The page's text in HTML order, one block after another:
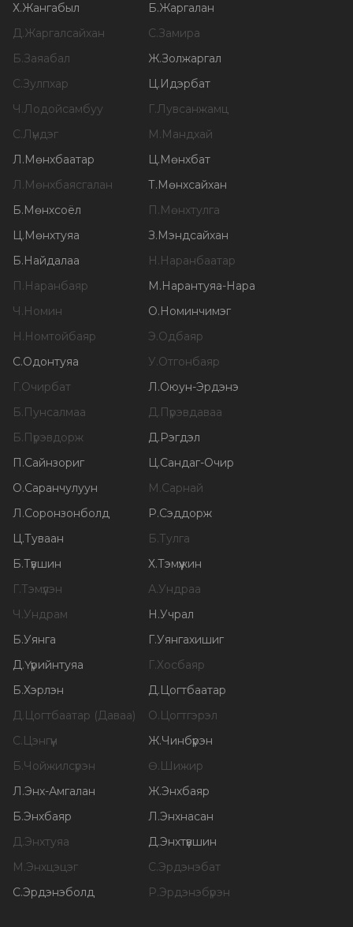
Х.Жангабыл Б.Жаргалан
Д.Жаргалсайхан С.Замира
Б.Заяабал Ж.Золжаргал
С.Зулпхар Ц. Идэрбат
Ч .Лодойсамбуу Г.Лувсанжамц
С.Лүндэг М . Мандхай
Л . Мөнхбаатар Ц. Мөнхбат
Л . Мөнхбаясгалан Т. Мөнхсайхан
Б. Мөнхсоёл П . Мөнхтулга
Ц. Мөнхтуяа З. Мэндсайхан
Б. Найдалаа Н . Наранбаатар
П . Наранбаяр М . Нарантуяа-Нара
Ч . Номин О. Номинчимэг
Н . Номтойбаяр Э.Одбаяр
С.Одонтуяа У.Отгонбаяр
Г.Очирбат Л .Оюун-Эрдэнэ
Б. Пунсалмаа Д. Пүрэвдаваа
Б. Пүрэвдорж Д. Рэгдэл
П .Сайнзориг Ц.Сандаг-Очир
О.Саранчулуун М .Сарнай
Л .Соронзонболд Р.Сэддорж
Ц.Туваан Б.Тулга
Б.Түвшин Х.Тэмүүжин
Г.Тэмүүлэн А.Ундраа
Ч .Ундрам Н .Учрал
Б.Уянга Г.Уянгахишиг
Д.Үүрийнтуяа Г.Хосбаяр
Б.Хэрлэн Д. Цогтбаатар
Д. Цогтбаатар (Даваа) О. Цогтгэрэл
С. Цэнгүүн Ж.Чинбүрэн
Б.Чойжилсүрэн Ө. Шижир
Л .Энх-Амгалан Ж.Энхбаяр
Б.Энхбаяр Л .Энхнасан
Д.Энхтуяа Д.Энхтүвшин
М .Энхцэцэг С.Эрдэнэбат
С.Эрдэнэболд Р.Эрдэнэбүрэн